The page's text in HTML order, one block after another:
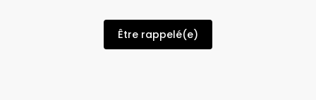
Être rappelé(e)